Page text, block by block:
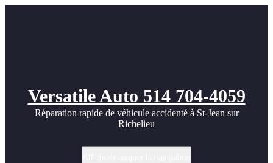
Versatile Auto 514 704-4059
Réparation rapide de véhicule accidenté à St-Jean sur
Richelieu